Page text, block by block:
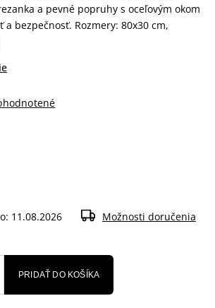
a pevné popruhy s oceľovým okom
bezpečnosť. Rozmery: 80x30 cm,
11.08.2026 Možnosti doručenia
PRIDAŤ DO KOŠÍKA